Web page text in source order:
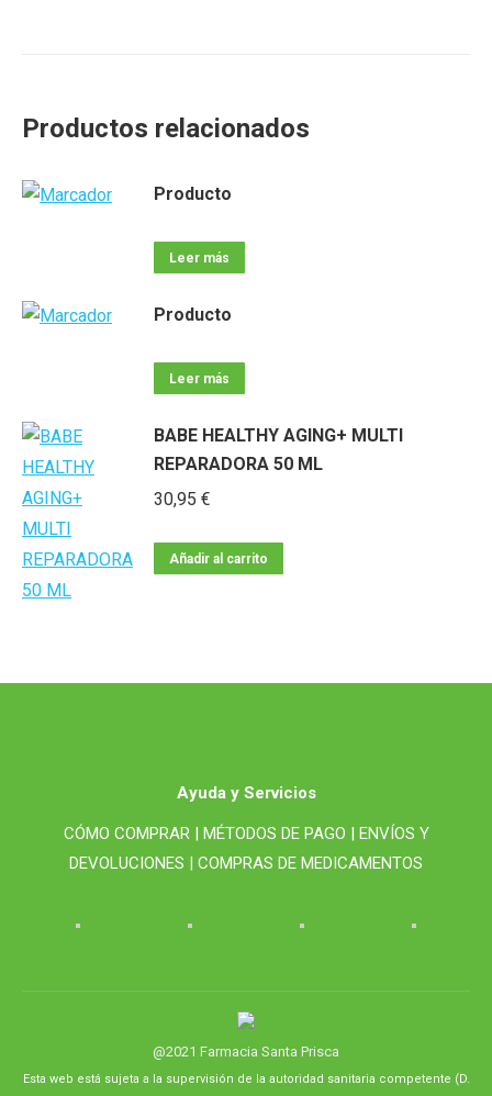
Productos relacionados
Producto
Leer más
Producto
Leer más
BABE HEALTHY AGING+ MULTI
REPARADORA 50 ML
30,95 €
Añadir al carrito
Ayuda y Servicios
CÓMO COMPRAR | MÉTODOS DE PAGO | ENVÍOS Y
DEVOLUCIONES | COMPRAS DE MEDICAMENTOS
@2021 Farmacia Santa Prisca
Esta web está sujeta a la supervisión de la autoridad sanitaria competente (D.